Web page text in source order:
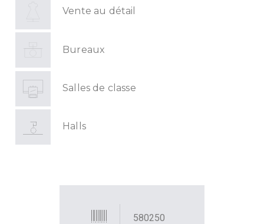
Vente au détail
Bureaux
Salles de classe
Halls
580250